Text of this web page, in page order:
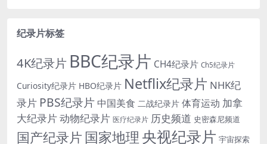
纪录片标签
4K纪录片 BBC纪录片 CH4纪录片 Ch5纪录片
Curiosity纪录片 HBO纪录片 Netflix纪录片 NHK纪
录片 PBS纪录片 中国美食 二战纪录片 体育运动 加拿
大纪录片动物纪录片 医疗纪录片 历史频道 史密森尼频道
国产纪录片 国家地理 央视纪录片 宇宙探索